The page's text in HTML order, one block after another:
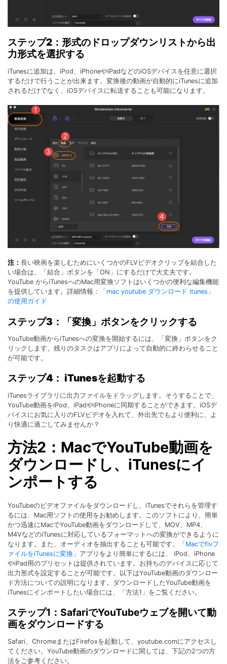
ステップ2：形式のドロップダウンリストから出
力形式を選択する
iTunesに追加は、iPod、iPhoneやiPadなどのiOSデバイスを任意に選択
するだけで行うことが出来ます。変換後の動画が自動的にiTunesに追加
されるだけでなく、iOSデバイスに転送することも可能になります。
注： 長い映画を楽しむためにいくつかのFLVビデオクリップを結合した
い場合は、「結合」ボタンを「ON」にするだけで大丈夫です。
YouTube からiTunesへのMac用変換ソフトはいくつかの便利な編集機能
を提供しています。詳細情報：
「mac youtube ダウンロード itunes」
の使用ガイド
ステップ3：「変換」ボタンをクリックする
YouTube動画からiTunesへの変換を開始するには、「変換」ボタンをク
リックします。残りのタスクはアプリによって自動的に終わらせること
が可能です。
ステップ4： iTunesを起動する
iTunesライブラリに出力ファイルをドラッグします。そうすることで、
YouTube動画をiPod、iPadやiPhoneに同期することができます。iOSデ
バイスにお気に入りのFLVビデオを入れて、外出先でもより便利に、よ
り快適に過ごしてみませんか？
方法2：MacでYouTube動画を
ダウンロードし、iTunesにイ
ンポートする
YouTubeのビデオファイルをダウンロードし、iTunesでそれらを管理す
るには、Mac用ソフトの使用をお勧めします。このソフトにより、簡単
かつ迅速にMacでYouTube動画をダウンロードして、MOV、MP4、
M4VなどのiTunesに対応しているフォーマットへの変換ができるように
なります。また、オーディオを抽出することも可能です。「Macでflvフ
ァイルをiTunesに変換 」アプリをより簡単にするには、 iPod、iPhone
やiPad用のプリセットは提供されています。お持ちのデバイスに応じて
出力形式を設定することが可能です。以下はYouTube動画のダウンロー
ド方法についての説明になります。ダウンロードしたYouTube動画を
iTunesにインポートしたい場合には、「方法1」をご覧ください。
ステップ1：SafariでYouTubeウェブを開いて動
画をダウンロードする
Safari、ChromeまたはFirefoxを起動して、youtube.comにアクセスし
てください。YouTube動画のダウンロードに関しては、下記の2つの方
法をご参考ください。